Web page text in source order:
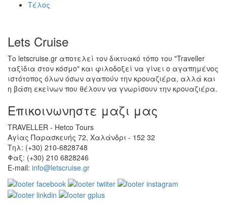
Τέλος
Lets Cruise
Το letscruise.gr αποτελεί τον δικτυακό τόπο του "Traveller
ταξίδια στον κόσμο" και φιλοδοξεί να γίνει ο αγαπημένος
ιστότοπος όλων όσων αγαπούν την κρουαζιέρα, αλλά και
η βάση εκείνων που θέλουν να γνωρίσουν την κρουαζιέρα.
Επικοινωνηστε μαζι μας
TRAVELLER - Hetco Tours
Αγίας Παρασκευής 72, Χαλάνδρι - 152 32
Τηλ: (+30) 210-6828748
Φαξ: (+30) 210 6828246
E-mail: info@letscruise.gr